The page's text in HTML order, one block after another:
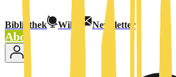
Bibliothek Wiki Newsletter
Abo